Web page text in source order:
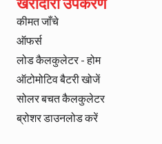
कीमत जाँचे
ऑफर्स
लोड कैलकुलेटर - होम
ऑटोमोटिव बैटरी खोजें
सोलर बचत कैलकुलेटर
ब्रोशर डाउनलोड करें